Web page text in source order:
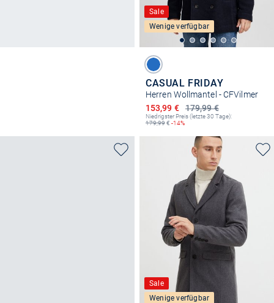
Sale
Wenige verfügbar
CASUAL FRIDAY
Herren Wollmantel - CFVilmer
179,99 €
Ermäßigter Preis
153,99 €
Niedrigster Preis (letzte 30 Tage):
179,99€ -14%
Sale
Wenige verfügbar